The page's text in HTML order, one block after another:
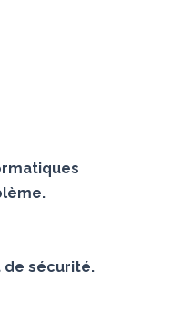
de sécurité.